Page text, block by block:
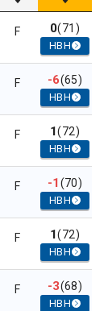
F 0(71)
HBH
F -6(65)
HBH
F 1(72)
HBH
F -1(70)
HBH
F 1(72)
HBH
F -3(68)
HBH